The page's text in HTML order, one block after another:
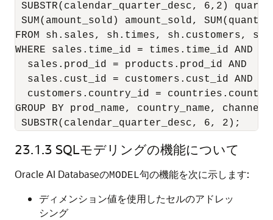
SUBSTR(calendar_quarter_desc, 6,2)
SUM(amount_sold) amount_sold,
FROM sh.sales, sh.times, sh.customers,
WHERE sales.time_id = times.time_id AND
  sales.prod_id = products.prod_id AND
  sales.cust_id = customers.cust_id AND
customers.country_id =
GROUP BY prod_name, country_name,
SUBSTR(calendar_quarter_desc, 6, 2);
23.1.3 SQLモデリングの機能について
Oracle AI DatabaseのMODEL句の機能を次に示します:
ディメンション値を使用したセルのアドレッ
シング